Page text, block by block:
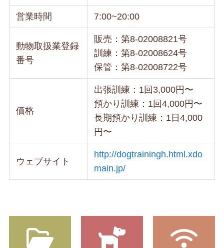
営業時間 7:00~20:00
動物取扱業登録
番号
販売：第8-02008821号
訓練：第8-02008624号
保管：第8-02008722号
価格
出張訓練：1回3,000円〜
預かり訓練：1回4,000円〜
長期預かり訓練：1日4,000
円〜
ウェブサイト
http://dogtrainingh.html.xdo
main.jp/